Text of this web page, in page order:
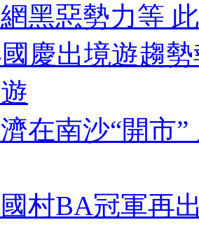
黑惡勢力等
慶出境遊趨
在南沙“開市
村BA冠軍再